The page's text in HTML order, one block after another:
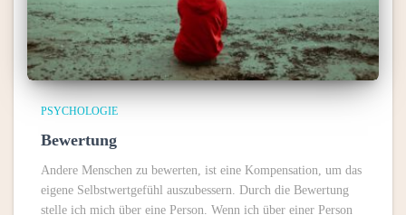
PSYCHOLOGIE
Bewertung
Andere Menschen zu bewerten, ist eine Kompensation, um das
eigene Selbstwertgefühl auszubessern. Durch die Bewertung
stelle ich mich über eine Person. Wenn ich über einer Person